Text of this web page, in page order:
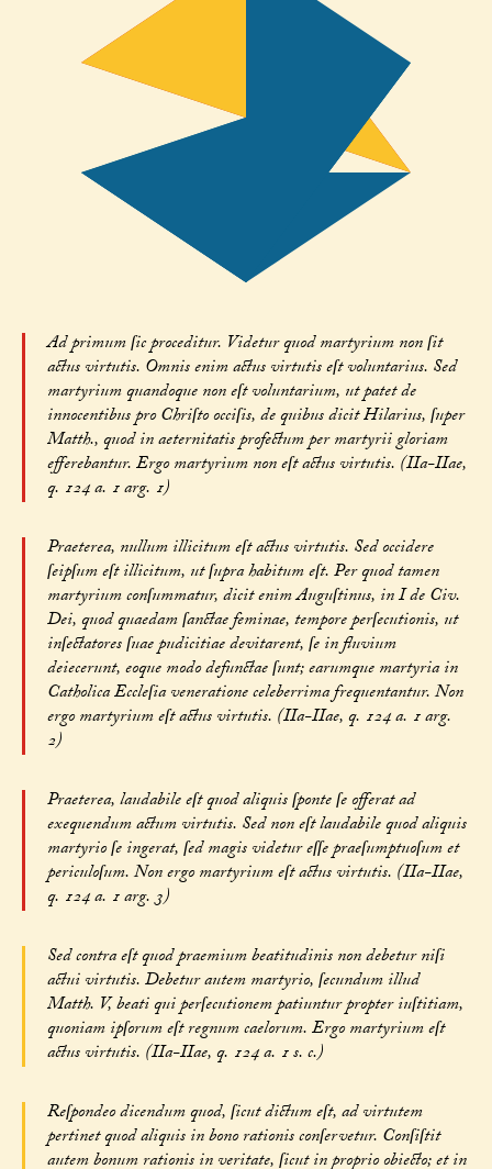
Ad primum ſic proceditur. Videtur quod martyrium non ſit
actus virtutis. Omnis enim actus virtutis eſt voluntarius. Sed
martyrium quandoque non eſt voluntarium, ut patet de
innocentibus pro Chriſto occiſis, de quibus dicit Hilarius, ſuper
Matth., quod in aeternitatis profectum per martyrii gloriam
efferebantur. Ergo martyrium non eſt actus virtutis. (IIa-IIae,
q. 124 a. 1 arg. 1)
Praeterea, nullum illicitum eſt actus virtutis. Sed occidere
ſeipſum eſt illicitum, ut ſupra habitum eſt. Per quod tamen
martyrium conſummatur, dicit enim Auguſtinus, in I de Civ.
Dei, quod quaedam ſanctae feminae, tempore perſecutionis, ut
inſectatores ſuae pudicitiae devitarent, ſe in fluvium
deiecerunt, eoque modo defunctae ſunt; earumque martyria in
Catholica Eccleſia veneratione celeberrima frequentantur. Non
ergo martyrium eſt actus virtutis. (IIa-IIae, q. 124 a. 1 arg.
2)
Praeterea, laudabile eſt quod aliquis ſponte ſe offerat ad
exequendum actum virtutis. Sed non eſt laudabile quod aliquis
martyrio ſe ingerat, ſed magis videtur eſſe praeſumptuoſum et
periculoſum. Non ergo martyrium eſt actus virtutis. (IIa-IIae,
q. 124 a. 1 arg. 3)
Sed contra eſt quod praemium beatitudinis non debetur niſi
actui virtutis. Debetur autem martyrio, ſecundum illud
Matth. V, beati qui perſecutionem patiuntur propter iuſtitiam,
quoniam ipſorum eſt regnum caelorum. Ergo martyrium eſt
actus virtutis. (IIa-IIae, q. 124 a. 1 s. c.)
Reſpondeo dicendum quod, ſicut dictum eſt, ad virtutem
pertinet quod aliquis in bono rationis conſervetur. Conſiſtit
autem bonum rationis in veritate, ſicut in proprio obiecto; et in